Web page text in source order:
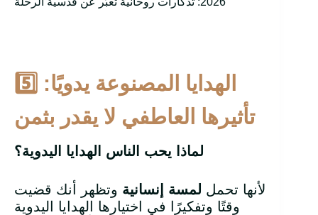
5️ الهدايا المصنوعة يدويًا:
تأثيرها العاطفي لا يقدر بثمن
لماذا يحب الناس الهدايا اليدوية؟
لأنها تحمل لمسة إنسانية وتظهر أنك قضيت
وقتًا وتفكيرًا في اختيارها الهدايا اليدوية